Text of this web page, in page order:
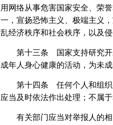
用网络从事危害国家安全、荣
一，宣扬恐怖主义、极端主义
乱经济秩序和社会秩序，以及
第十三条 国家支持研究开
成年人身心健康的活动，为未
第十四条 任何个人和组织
应当及时依法作出处理；不属
有关部门应当对举报人的